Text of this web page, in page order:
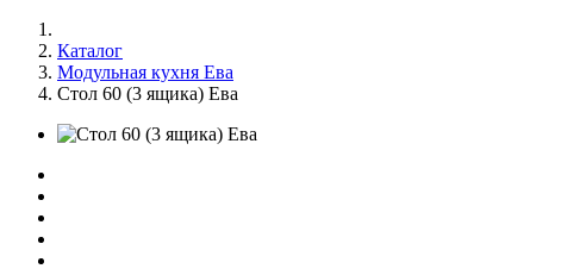
Каталог
Модульная кухня Ева
Стол 60 (3 ящика) Ева